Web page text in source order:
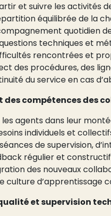
et suivre les activités
équilibrée de la
quotidien
techniques et
rencontrées et
des procédures, des
du service en cas
des compétences des
agents dans leur
individuels et
de supervision,
régulier et constructif
des nouveaux
culture d’apprentissage
et supervision